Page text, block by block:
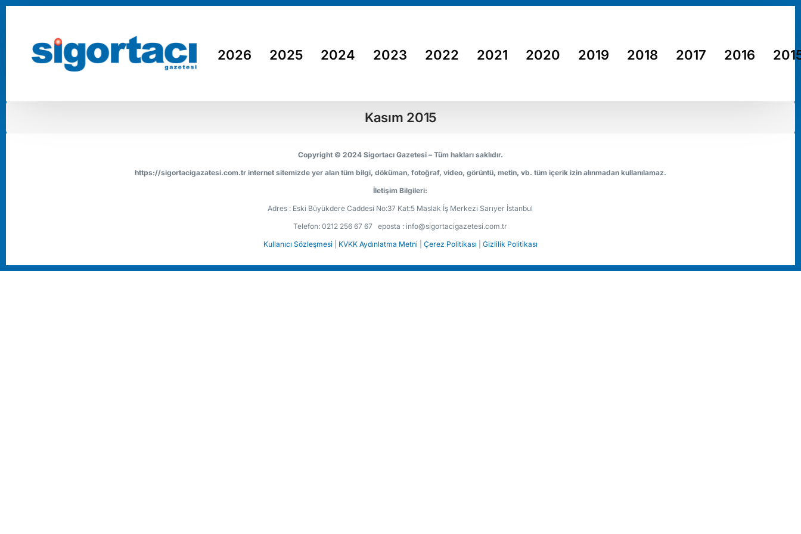
2026 2025 2024 2023 2022 2021 2020 2019 2018 2017 2016
Kasım 2015
Copyright © 2024 Sigortacı Gazetesi – Tüm hakları saklıdır.
https://sigortacigazatesi.com.tr internet sitemizde yer alan tüm bilgi, döküman, fotoğraf, video, görüntü, metin, vb. tüm içerik izin alınmadan kullanılamaz.
İletişim Bilgileri:
Adres : Eski Büyükdere Caddesi No:37 Kat:5 Maslak İş Merkezi Sarıyer İstanbul
Telefon: 0212 256 67 67 eposta : info@sigortacigazetesi.com.tr
Kullanıcı Sözleşmesi
KVKK Aydınlatma Metni Çerez Politikası Gizlilik Politikası